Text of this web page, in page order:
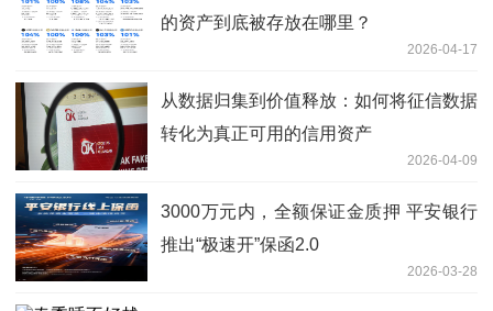
的资产到底被存放在哪里？
2026-04-17
从数据归集到价值释放：如何将征信数据
转化为真正可用的信用资产
2026-04-09
3000万元内，全额保证金质押 平安银行
推出“极速开”保函2.0
2026-03-28